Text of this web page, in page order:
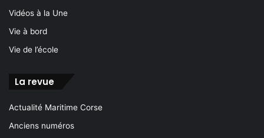
Vidéos à la Une
Vie à bord
Vie de l’école
La revue
Actualité Maritime Corse
Anciens numéros